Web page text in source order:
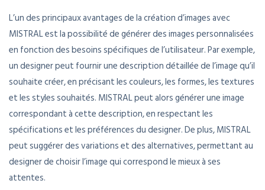
L’un des principaux avantages de la création d’images avec
MISTRAL est la possibilité de générer des images personnalisées
en fonction des besoins spécifiques de l’utilisateur. Par exemple,
un designer peut fournir une description détaillée de l’image qu’il
souhaite créer, en précisant les couleurs, les formes, les textures
et les styles souhaités. MISTRAL peut alors générer une image
correspondant à cette description, en respectant les
spécifications et les préférences du designer. De plus, MISTRAL
peut suggérer des variations et des alternatives, permettant au
designer de choisir l’image qui correspond le mieux à ses
attentes.